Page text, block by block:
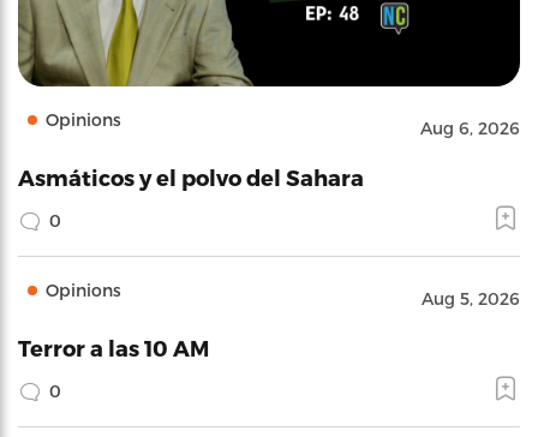
Opinions Aug 6, 2026
Asmáticos y el polvo del Sahara
0
Opinions Aug 5, 2026
Terror a las 10 AM
0